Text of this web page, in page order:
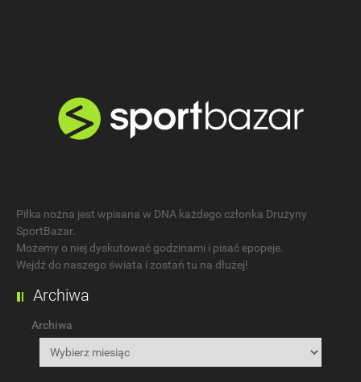
Piłka nożna jest wpisana w DNA każdego członka Drużyny
SportBazar.
Możemy o niej dyskutować godzinami i pisać epopeje.
Wejdź do naszego świata i zostań tu na dłużej!
Archiwa
Archiwa